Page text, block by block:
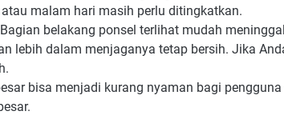
malam hari masih perlu ditingkatkan.
Bagian belakang ponsel terlihat mudah
lebih dalam menjaganya tetap bersih. Jika
bisa menjadi kurang nyaman bagi pengguna